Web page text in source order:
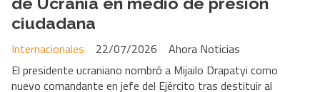
ciudadana
Ahora Noticias
Internacionales
22/07/2026
El presidente ucraniano nombró a Mijailo Drapatyi como
nuevo comandante en jefe del Ejército tras destituir al